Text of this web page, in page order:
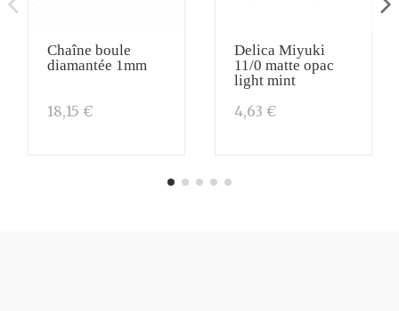
Chaîne boule
diamantée 1mm
18,15 €
Delica Miyuki
11/0 matte opac
light mint
4,63 €